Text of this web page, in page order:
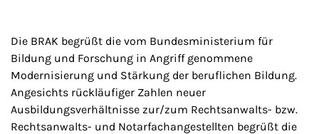
Die BRAK begrüßt die vom Bundesministerium für
Bildung und Forschung in Angriff genommene
Modernisierung und Stärkung der beruflichen Bildung.
Angesichts rückläufiger Zahlen neuer
Ausbildungsverhältnisse zur/zum Rechtsanwalts- bzw.
Rechtsanwalts- und Notarfachangestellten begrüßt die